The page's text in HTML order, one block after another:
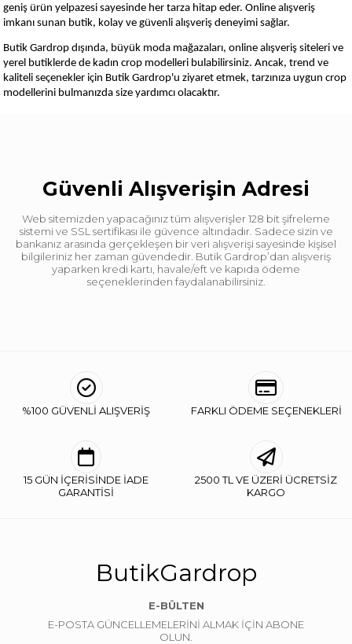
geniş ürün yelpazesi sayesinde her tarza hitap eder. Online alışveriş
imkanı sunan butik, kolay ve güvenli alışveriş deneyimi sağlar.
Butik Gardrop dışında, büyük moda mağazaları, online alışveriş siteleri ve
yerel butiklerde de kadın crop modelleri bulabilirsiniz. Ancak, trend ve
kaliteli seçenekler için Butik Gardrop'u ziyaret etmek, tarzınıza uygun crop
modellerini bulmanızda size yardımcı olacaktır.
Güvenli Alışverişin Adresi
Web sitemizden yapacağınız tüm alışverişler 128 bit şifreleme
sistemi ve SSL sertifikası ile güvence altındadır. Sadece sizin ve
bankanız arasında gerçekleşen bir veri alışverişi sayesinde kişisel
bilgileriniz her zaman güvendedir. Butik Gardrop’dan alışveriş
yaparken kredi kartı, havale/eft ve kapıda ödeme
seçeneklerinden faydalanabilirsiniz.
%100 GÜVENLİ ALIŞVERİŞ FARKLI ÖDEME SEÇENEKLERİ
15 GÜN İÇERİSİNDE İADE
GARANTİSİ
2500 TL VE ÜZERİ ÜCRETSİZ
KARGO
ButikGardrop
E-BÜLTEN
E-POSTA GÜNCELLEMELERİNİ ALMAK İÇİN ABONE
OLUN.